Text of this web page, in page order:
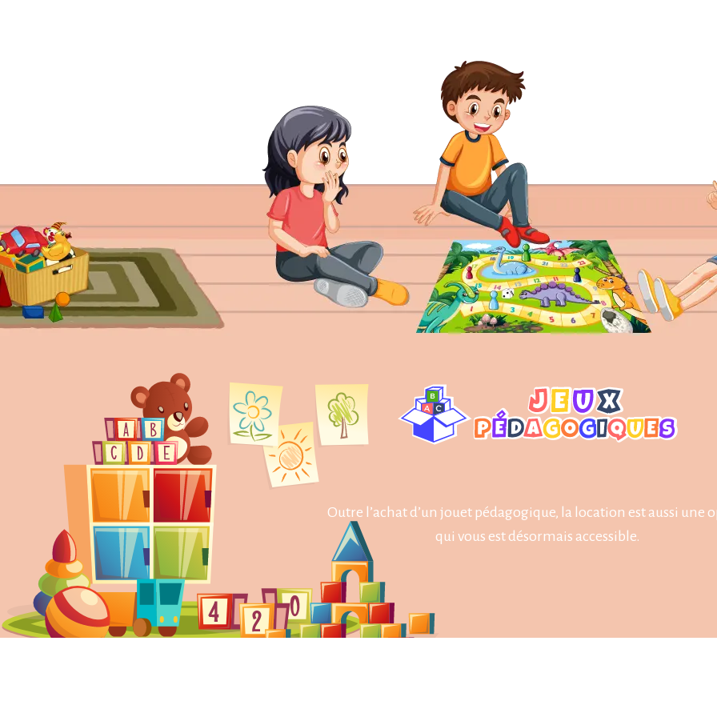
Outre l’achat d’un jouet pédagogique, la location est aussi une
qui vous est désormais accessible.